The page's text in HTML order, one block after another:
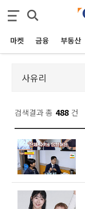
마켓 금융 부동산
검색결과 총 488 건